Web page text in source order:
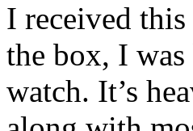
I received
the box, I
watch. It’s